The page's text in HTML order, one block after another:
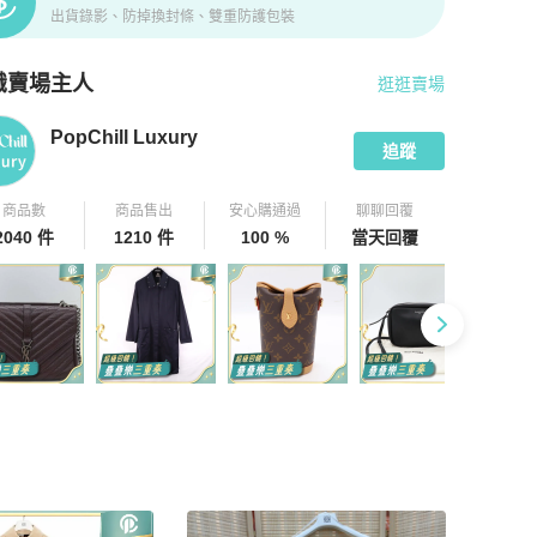
出貨錄影、防掉換封條、雙重防護包裝
賣場主人
拍拍圈嚴選賣家
逛逛賣場
PopChill Luxury
追蹤
商品數
件
商品售出
1210 件
安心購通過
100 %
聊聊回覆
當天回覆